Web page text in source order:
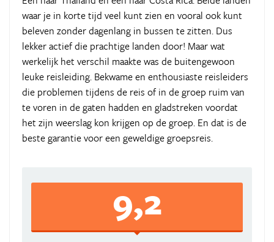
waar je in korte tijd veel kunt zien en vooral ook kunt
beleven zonder dagenlang in bussen te zitten. Dus
lekker actief die prachtige landen door! Maar wat
werkelijk het verschil maakte was de buitengewoon
leuke reisleiding. Bekwame en enthousiaste reisleiders
die problemen tijdens de reis of in de groep ruim van
te voren in de gaten hadden en gladstreken voordat
het zijn weerslag kon krijgen op de groep. En dat is de
beste garantie voor een geweldige groepsreis.
9,2